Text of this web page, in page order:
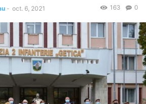
- oct. 6, 2021 0
163